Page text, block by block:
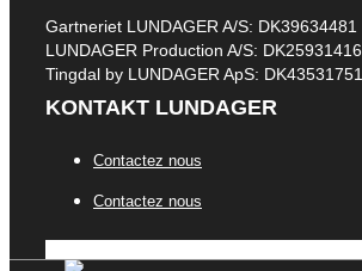
Gartneriet LUNDAGER A/S: DK39634481
LUNDAGER Production A/S: DK25931416
Tingdal by LUNDAGER ApS: DK43531751
KONTAKT LUNDAGER
Contactez nous
Contactez nous